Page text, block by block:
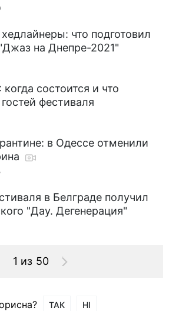
что подготовил
на Днепре-2021"
состоится и что
фестиваля
в Одессе отменили
в Белграде получил
"Дау. Дегенерация"
1 из 50
ТАК НІ